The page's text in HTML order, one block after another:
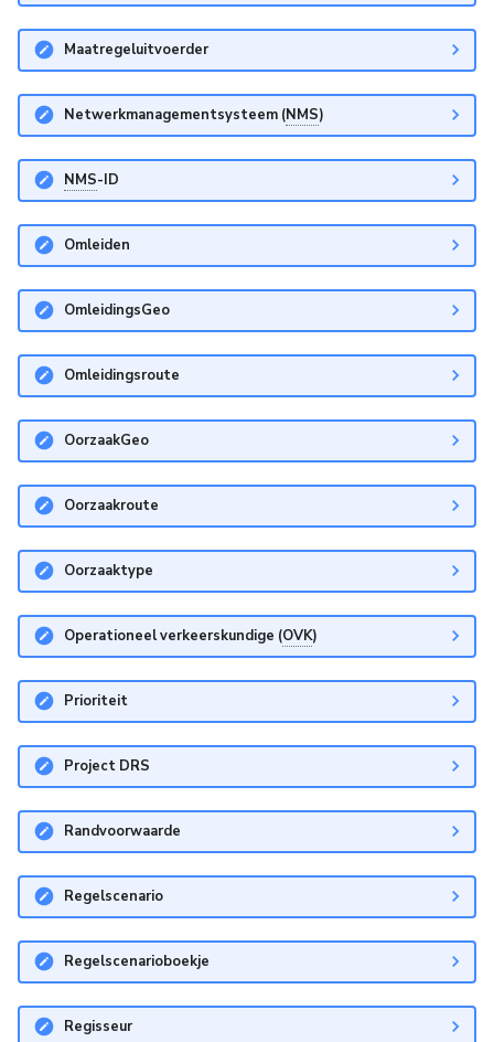
Maatregeluitvoerder
Netwerkmanagementsysteem (NMS)
NMS-ID
Omleiden
OmleidingsGeo
Omleidingsroute
OorzaakGeo
Oorzaakroute
Oorzaaktype
Operationeel verkeerskundige (OVK)
Prioriteit
Project DRS
Randvoorwaarde
Regelscenario
Regelscenarioboekje
Regisseur